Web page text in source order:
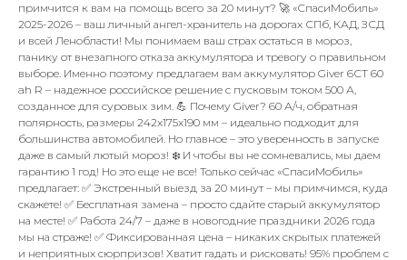
примчится к вам на помощь всего за 20 минут? 🚀 «СпасиМобиль»
2025-2026 – ваш личный ангел-хранитель на дорогах СПб, КАД, ЗСД
и всей Ленобласти! Мы понимаем ваш страх остаться в мороз,
панику от внезапного отказа аккумулятора и тревогу о правильном
выборе. Именно поэтому предлагаем вам аккумулятор Giver 6СТ 60
ah R – надежное российское решение с пусковым током 500 А,
созданное для суровых зим. 💪 Почему Giver? 60 А/ч, обратная
полярность, размеры 242x175x190 мм – идеально подходит для
большинства автомобилей. Но главное – это уверенность в запуске
даже в самый лютый мороз! ❄️ И чтобы вы не сомневались, мы даем
гарантию 1 год! Но это еще не все! Только сейчас «СпасиМобиль»
предлагает: ✅ Экстренный выезд за 20 минут – мы примчимся, куда
скажете! ✅ Бесплатная замена – просто сдайте старый аккумулятор
на месте! ✅ Работа 24/7 – даже в новогодние праздники 2026 года
мы на страже! ✅ Фиксированная цена – никаких скрытых платежей
и неприятных сюрпризов! Хватит гадать и рисковать! 95% проблем с